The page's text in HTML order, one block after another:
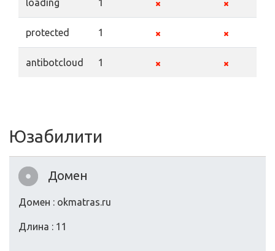
loading 1
protected 1
antibotcloud 1
Юзабилити
Домен
Домен : okmatras.ru
Длина : 11